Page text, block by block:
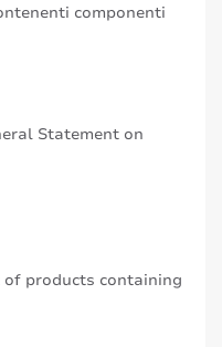
componenti
Statement on
products containing